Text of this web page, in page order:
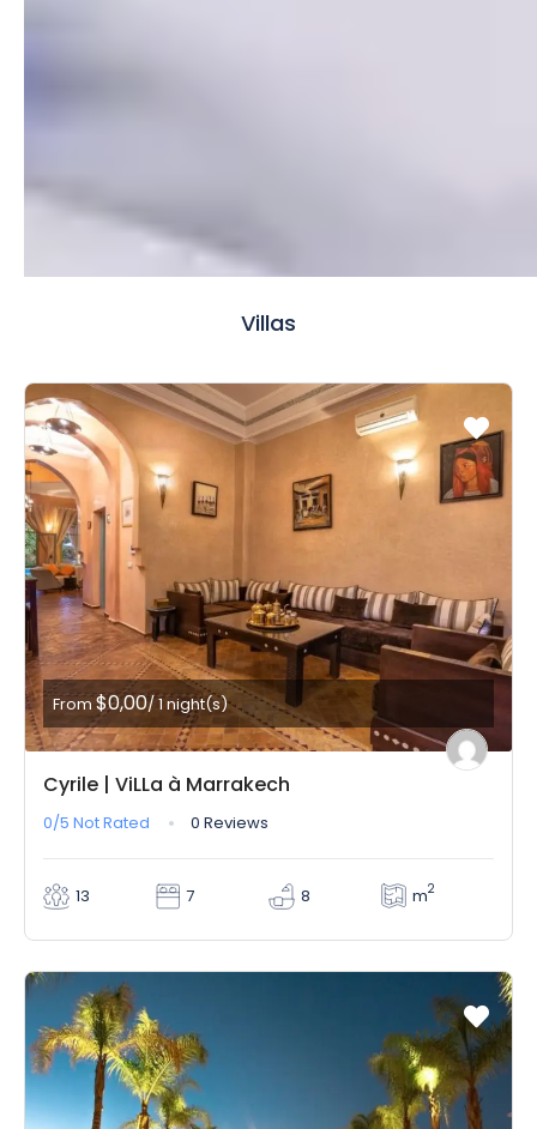
Villas
From$0,00/ 1 night(s)
Cyrile | ViLLa à Marrakech
0/5 Not Rated 0 Reviews
13 7 8 m2